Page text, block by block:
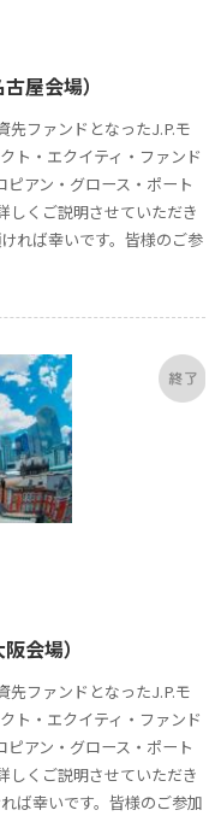
屋会場）
ファンドとなったJ.P.モ
ト・エクイティ・ファンド
アン・グロース・ポート
しくご説明させていただき
幸いです。皆様のご参
会場）
ファンドとなったJ.P.モ
ト・エクイティ・ファンド
アン・グロース・ポート
しくご説明させていただき
いです。皆様のご参加